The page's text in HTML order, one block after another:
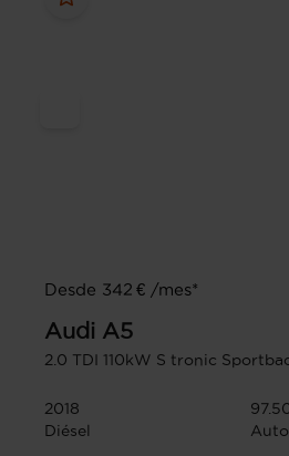
Desde 342 € /mes*
Audi A5
2.0 TDI 110kW S tronic
2018
Diésel